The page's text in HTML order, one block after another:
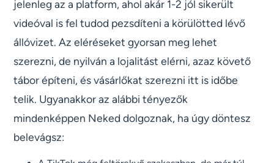
jelenleg az a platform, ahol akár 1-2 jól sikerült
videóval is fel tudod pezsdíteni a körülötted lévő
állóvizet. Az eléréseket gyorsan meg lehet
szerezni, de nyilván a lojalitást elérni, azaz követő
tábor építeni, és vásárlőkat szerezni itt is időbe
telik. Ugyanakkor az alábbi tényezők
mindenképpen Neked dolgoznak, ha úgy döntesz
belevágsz: